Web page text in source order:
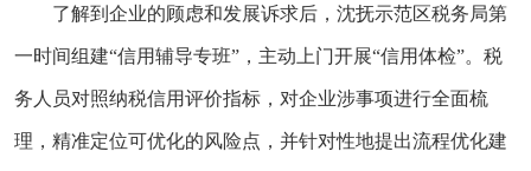
了解到企业的顾虑和发展诉求后，沈抚示范区税务局第
一时间组建“信用辅导专班”，主动上门开展“信用体检”。税
务人员对照纳税信用评价指标，对企业涉事项进行全面梳
理，精准定位可优化的风险点，并针对性地提出流程优化建